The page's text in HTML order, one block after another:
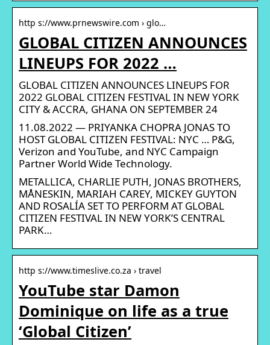
http s://www.prnewswire.com › glo…
GLOBAL CITIZEN ANNOUNCES
LINEUPS FOR 2022 …
GLOBAL CITIZEN ANNOUNCES LINEUPS FOR
2022 GLOBAL CITIZEN FESTIVAL IN NEW YORK
CITY & ACCRA, GHANA ON SEPTEMBER 24
11.08.2022 — PRIYANKA CHOPRA JONAS TO
HOST GLOBAL CITIZEN FESTIVAL: NYC … P&G,
Verizon and YouTube, and NYC Campaign
Partner World Wide Technology.
METALLICA, CHARLIE PUTH, JONAS BROTHERS,
MÅNESKIN, MARIAH CAREY, MICKEY GUYTON
AND ROSALÍA SET TO PERFORM AT GLOBAL
CITIZEN FESTIVAL IN NEW YORK’S CENTRAL
PARK…
http s://www.timeslive.co.za › travel
YouTube star Damon
Dominique on life as a true
‘Global Citizen’